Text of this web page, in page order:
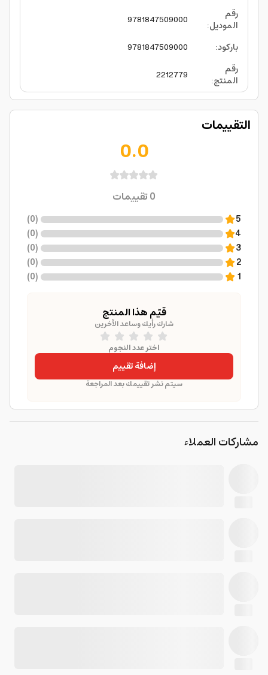
رقم
الموديل:
9781847509000
باركود:
9781847509000
رقم
المنتج:
2212779
التقييمات
0.0
0تقييمات
5
(
0
)
4
(
0
)
3
(
0
)
2
(
0
)
1
(
0
)
قيّم هذا المنتج
شارك رأيك وساعد الآخرين
اختر عدد النجوم
إضافة تقييم
سيتم نشر تقييمك بعد المراجعة
مشاركات العملاء